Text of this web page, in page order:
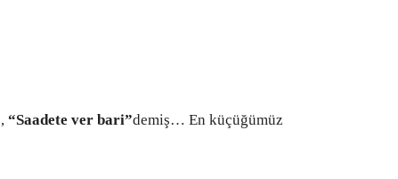
“Saadete ver bari”demiş… En küçüğümüz